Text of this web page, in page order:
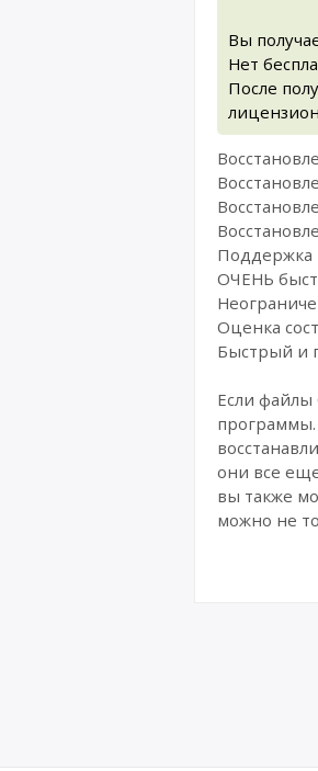
Вы
Нет
После
Поддержка
ОЧЕНЬ
Оценка
Быстрый и
Если
программы.
они все
вы также
можно не